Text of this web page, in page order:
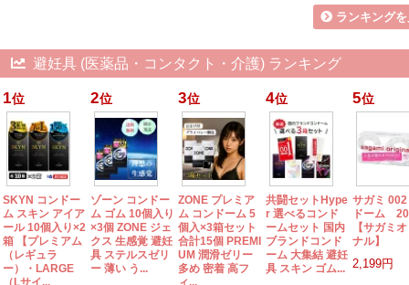
ランキング
避妊具 (医薬品・コンタクト・介護) ランキング
1位
SKYN コンドー
ム スキン アイア
ール 10個入り×2
箱 【プレミアム
（レギュラ
ー）・LARGE
（Lサイ...
2位
ゾーン コンドー
ム ゴム 10個入り
×3個 ZONE ジェ
クス 生感覚 避妊
具 ステルスゼリ
ー 薄い う...
3位
ZONE プレミア
ム コンドーム 5
個入×3箱セット
合計15個 PREMI
UM 潤滑ゼリー
多め 密着 高フ
ィ...
4位
共闘セットHype
r 選べるコンド
ームセット 国内
ブランドコンド
ーム 大集結 避妊
具 スキン ゴム...
5位
サガミ 002
ドーム
【サガミ
ナル】
2,199円